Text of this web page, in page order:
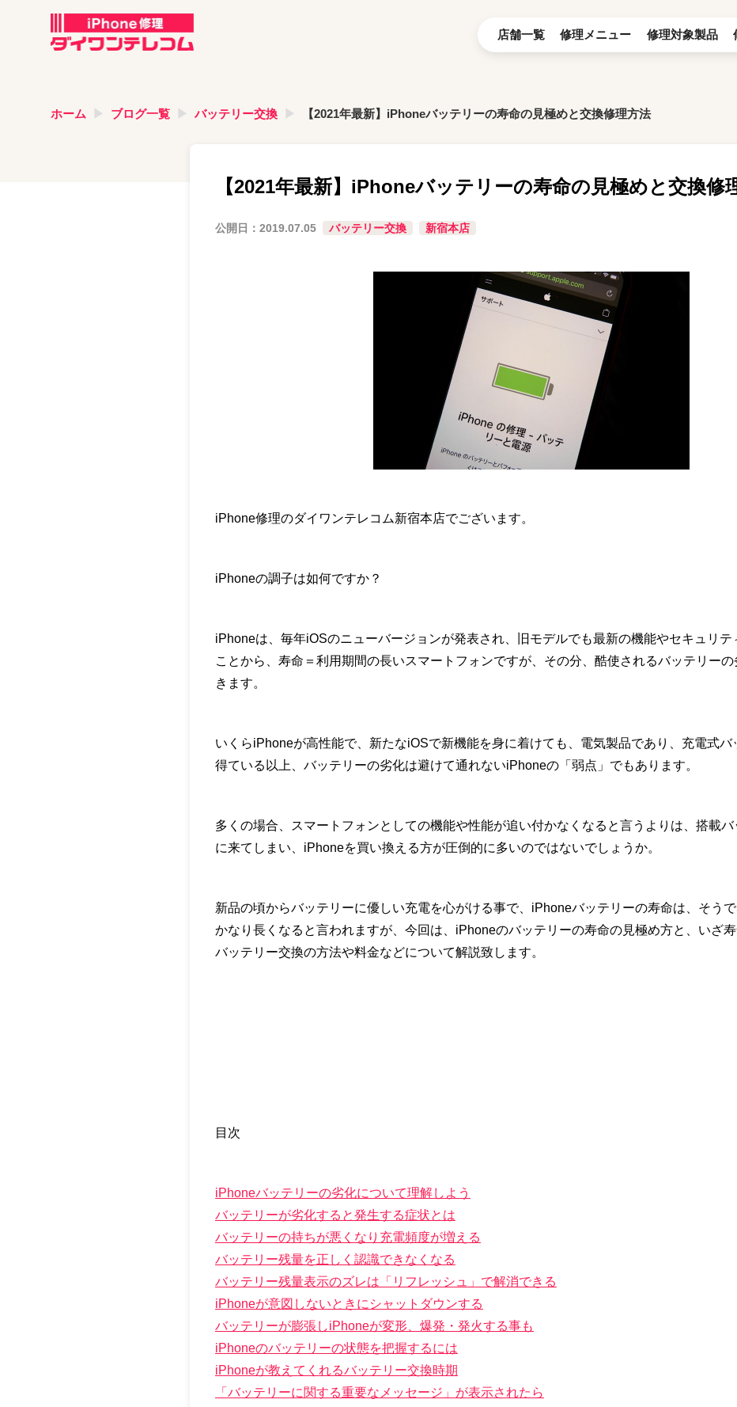
店舗一覧 修理メニュー 修理対象製品
ホーム ブログ一覧 バッテリー交換 【2021年最新】iPhoneバッテリーの寿命の見極めと交換修理方法
【2021年最新】iPhoneバッテリーの寿命の見極めと交換修
公開日： 2019.07.05 バッテリー交換 新宿本店
iPhone修理のダイワンテレコム新宿本店でございます。
iPhoneの調子は如何ですか？
iPhoneは、毎年iOSのニューバージョンが発表され、旧モデルでも最新の機能やセキュリテ
ことから、寿命＝利用期間の長いスマートフォンですが、その分、酷使されるバッテリー
きます。
いくらiPhoneが高性能で、新たなiOSで新機能を身に着けても、電気製品であり、充電式バ
得ている以上、バッテリーの劣化は避けて通れないiPhoneの「弱点」でもあります。
多くの場合、スマートフォンとしての機能や性能が追い付かなくなると言うよりは、搭載
に来てしまい、iPhoneを買い換える方が圧倒的に多いのではないでしょうか。
新品の頃からバッテリーに優しい充電を心がける事で、iPhoneバッテリーの寿命は、そう
かなり長くなると言われますが、今回は、iPhoneのバッテリーの寿命の見極め方と、いざ
バッテリー交換の方法や料金などについて解説致します。
目次
iPhoneバッテリーの劣化について理解しよう
バッテリーが劣化すると発生する症状とは
バッテリーの持ちが悪くなり充電頻度が増える
バッテリー残量を正しく認識できなくなる
バッテリー残量表示のズレは「リフレッシュ」で解消できる
iPhoneが意図しないときにシャットダウンする
バッテリーが膨張しiPhoneが変形、爆発・発火する事も
iPhoneのバッテリーの状態を把握するには
iPhoneが教えてくれるバッテリー交換時期
「バッテリーに関する重要なメッセージ」が表示されたら